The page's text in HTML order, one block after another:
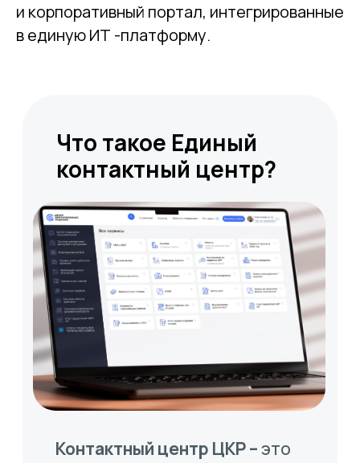
и корпоративный портал, интегрированные
в единую ИТ -платформу.
единая точка по работе с
обращениями клиентов и
сотрудников. Мы
обращений. Вы можете
позвонить в колл-центр,
написать на единую почту или
оставить заявку на портале. А
чтобы ни один запрос не
потерялся и был успешно
решен, мы отслеживанием его
статус и контролируем
качество исполнения.
Эксперты контактного центра
помогают с вопросами
начисления заработной платы,
налоговых вычетов и других